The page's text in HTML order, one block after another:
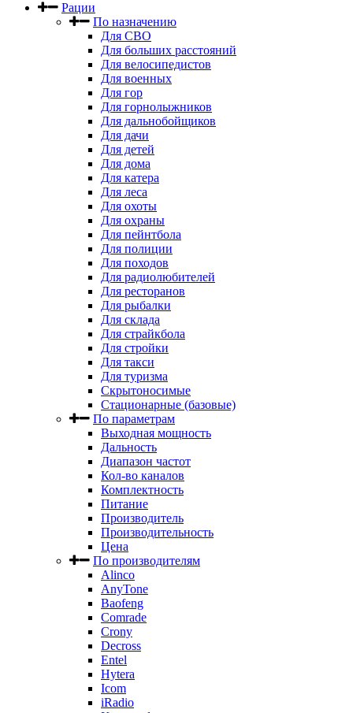
Рации
По назначению
Для СВО
Для больших расстояний
Для велосипедистов
Для военных
Для гор
Для горнолыжников
Для дальнобойщиков
Для дачи
Для детей
Для дома
Для катера
Для леса
Для охоты
Для охраны
Для пейнтбола
Для полиции
Для походов
Для радиолюбителей
Для ресторанов
Для рыбалки
Для склада
Для страйкбола
Для стройки
Для такси
Для туризма
Скрытоносимые
Стационарные (базовые)
По параметрам
Выходная мощность
Дальность
Диапазон частот
Кол-во каналов
Комплектность
Питание
Производитель
Производительность
Цена
По производителям
Alinco
AnyTone
Baofeng
Comrade
Crony
Decross
Entel
Hytera
Icom
iRadio